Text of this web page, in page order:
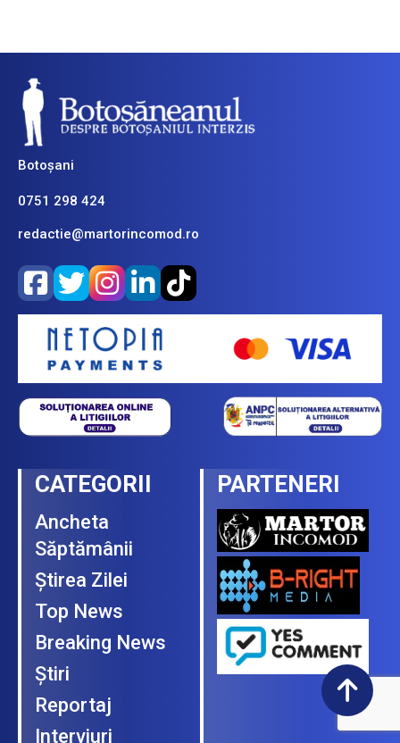
Botoșani
0751 298 424
redactie@martorincomod.ro
CATEGORII
Ancheta
Săptămânii
Ştirea Zilei
Top News
Breaking News
Ştiri
Reportaj
Interviuri
PARTENERI